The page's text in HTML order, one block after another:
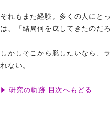
それもまた経験。多くの人にと
は、「結局何を成してきたのだ
しかしそこから脱したいなら、
れない。
研究の軌跡 目次へもどる